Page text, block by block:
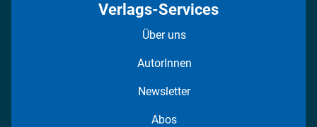
Verlags-Services
Über uns
AutorInnen
Newsletter
Abos